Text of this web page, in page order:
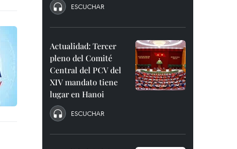
ESCUCHAR
Actualidad: Tercer
pleno del Comité
Central del PCV del
XIV mandato tiene
lugar en Hanoi
ESCUCHAR